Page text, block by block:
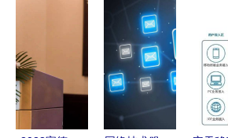
略与可持续
发展路径
合规与创新
的平衡之道
发”助
化税
环境
技术